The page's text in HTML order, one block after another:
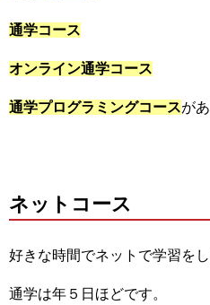
通学コース
オンライン通学コース
通学プログラミングコースが
ネットコース
好きな時間でネットで学習をし
通学は年５日ほどです。